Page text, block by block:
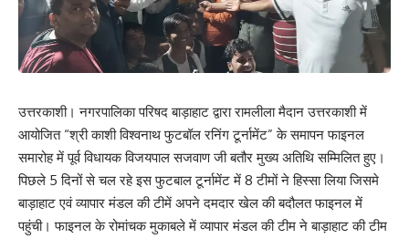
उत्तरकाशी। नगरपालिका परिषद बाड़ाहाट द्वारा रामलीला मैदान उत्तरकाशी में
आयोजित “श्री काशी विश्वनाथ फुटबॉल रनिंग टूर्नामेंट” के समापन फाइनल
समारोह में पूर्व विधायक विजयपाल सजवाण जी बतौर मुख्य अतिथि सम्मिलित हुए।
पिछले 5 दिनों से चल रहे इस फुटबाल टूर्नामेंट में 8 टीमों ने हिस्सा लिया जिसमे
बाड़ाहाट एवं व्यापार मंडल की टीमें अपने दमदार खेल की बदौलत फाइनल में
पहुंची। फाइनल के रोमांचक मुकाबले में व्यापार मंडल की टीम ने बाड़ाहाट की टीम